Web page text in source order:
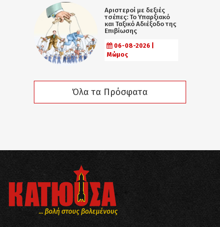
Αριστεροί με δεξιές
τσέπες: Το Υπαρξιακό
και Ταξικό Αδιέξοδο της
Επιβίωσης
06-08-2026 |
Μώμος
Όλα τα Πρόσφατα
... βολή στους βολεμένους